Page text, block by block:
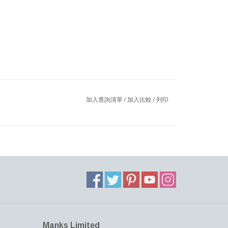
加入查詢清單 / 加入比較 /列印
Manks Limited